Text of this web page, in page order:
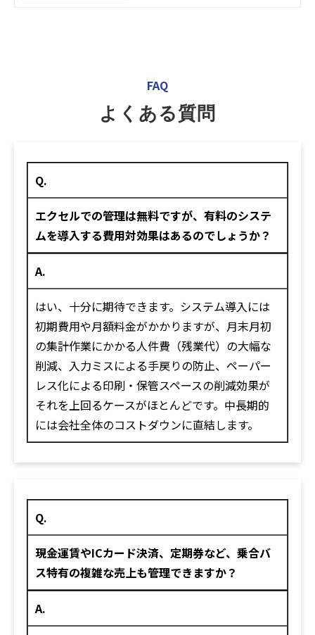
FAQ
よくある質問
Q.
エクセルでの管理は無料ですが、有料のシステ
ムを導入する費用対効果はあるのでしょうか？
A.
はい、十分に期待できます。システム導入には
初期費用や月額料金がかかりますが、月末月初
の集計作業にかかる人件費（残業代）の大幅な
削減、入力ミスによる手戻りの防止、ペーパー
レス化による印刷・保管スペースの削減効果が
それを上回るケースがほとんどです。中長期的
には会社全体のコストダウンに直結します。
Q.
現金運賃やICカード決済、定期券など、乗合バ
ス特有の複雑な売上も管理できますか？
A.